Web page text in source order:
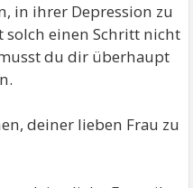
in ihrer Depression zu
solch einen Schritt nicht
du dir überhaupt
deiner lieben Frau zu